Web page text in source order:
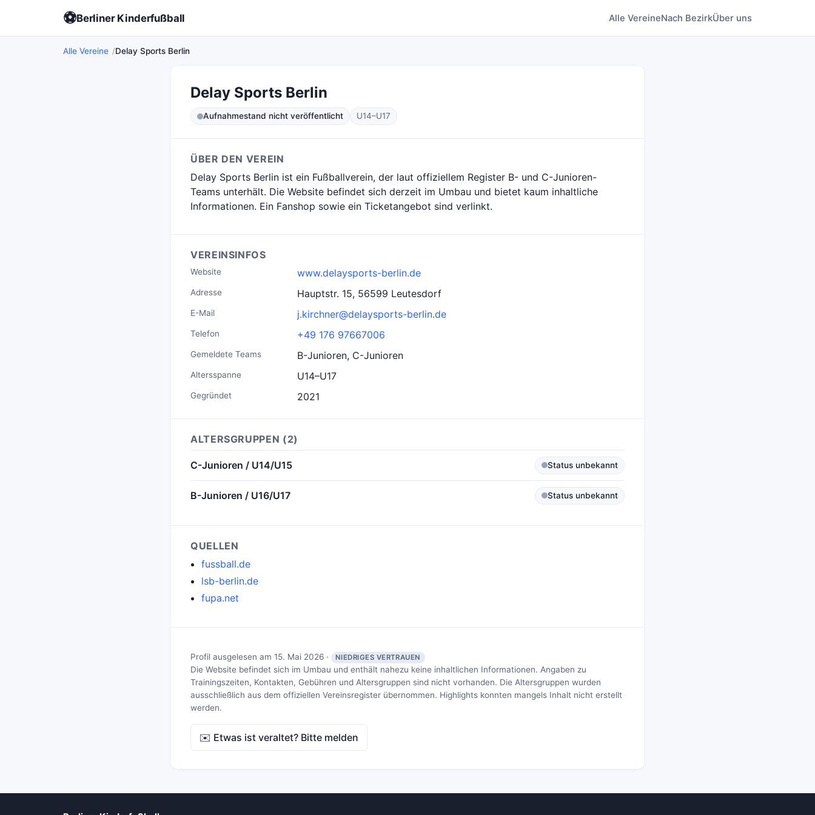
⚽Berliner Kinderfußball Alle VereineNach BezirkÜber uns
Alle Vereine Delay Sports Berlin
Delay Sports Berlin
Aufnahmestand nicht veröffentlicht U14–U17
ÜBER DEN VEREIN
Delay Sports Berlin ist ein Fußballverein, der laut offiziellem Register B- und C-Junioren-
Teams unterhält. Die Website befindet sich derzeit im Umbau und bietet kaum inhaltliche
Informationen. Ein Fanshop sowie ein Ticketangebot sind verlinkt.
VEREINSINFOS
Website www.delaysports-berlin.de
Adresse Hauptstr. 15, 56599 Leutesdorf
E-Mail j.kirchner@delaysports-berlin.de
Telefon +49 176 97667006
Gemeldete Teams B-Junioren, C-Junioren
Altersspanne U14–U17
Gegründet 2021
ALTERSGRUPPEN (2)
C-Junioren / U14/U15 Status unbekannt
B-Junioren / U16/U17 Status unbekannt
QUELLEN
fussball.de
lsb-berlin.de
fupa.net
Profil ausgelesen am 15. Mai 2026 · NIEDRIGES VERTRAUEN
Die Website befindet sich im Umbau und enthält nahezu keine inhaltlichen Informationen. Angaben zu
Trainingszeiten, Kontakten, Gebühren und Altersgruppen sind nicht vorhanden. Die Altersgruppen wurden
ausschließlich aus dem offiziellen Vereinsregister übernommen. Highlights konnten mangels Inhalt nicht erstellt
werden.
✉️ Etwas ist veraltet? Bitte melden